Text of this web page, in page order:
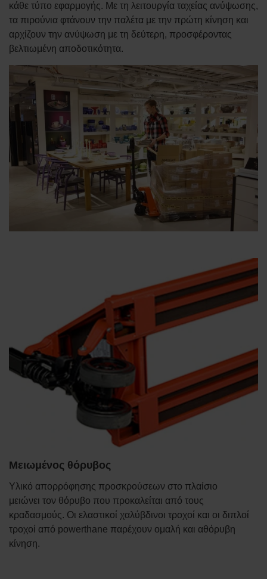
κάθε τύπο εφαρμογής. Με τη λειτουργία ταχείας ανύψωσης,
τα πιρούνια φτάνουν την παλέτα με την πρώτη κίνηση και
αρχίζουν την ανύψωση με τη δεύτερη, προσφέροντας
βελτιωμένη αποδοτικότητα.
Μειωμένος θόρυβος
Υλικό απορρόφησης προσκρούσεων στο πλαίσιο
μειώνει τον θόρυβο που προκαλείται από τους
κραδασμούς. Οι ελαστικοί χαλύβδινοι τροχοί και οι διπλοί
τροχοί από powerthane παρέχουν ομαλή και αθόρυβη
κίνηση.